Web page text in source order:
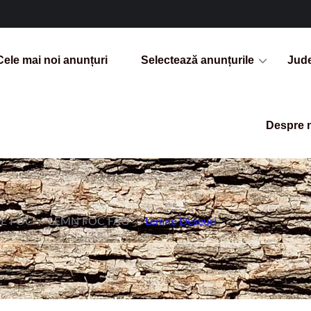
mai noi anunțuri Selectează anunțurile
Despre
FOC / LEMN FOC FAG / Lemne Deseuri